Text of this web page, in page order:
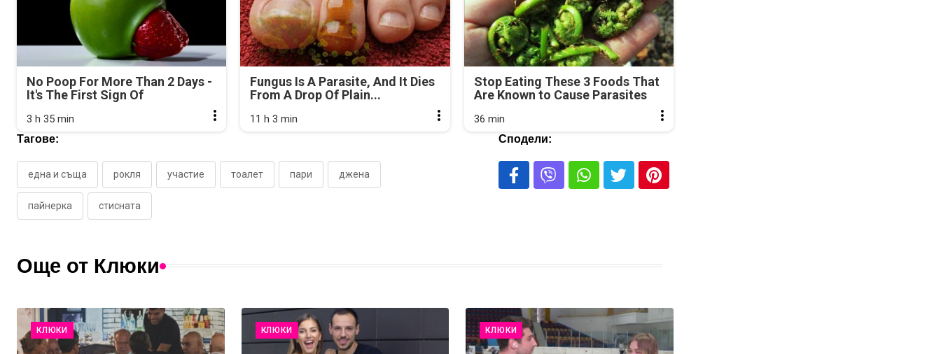
No Poop For More Than 2 Days -
It's The First Sign Of
3 h 35 min
Fungus Is A Parasite, And It Dies
From A Drop Of Plain...
11 h 3 min
Stop Eating These 3 Foods That
Are Known to Cause Parasites
36 min
Тагове:
една и съща рокля участие тоалет пари джена
пайнерка стисната
Сподели:
Още от Клюки
КЛЮКИ КЛЮКИ КЛЮКИ